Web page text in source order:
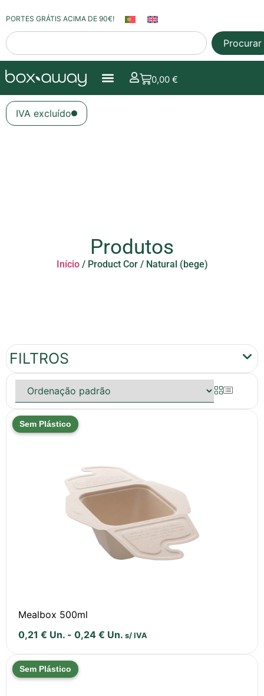
PORTES GRÁTIS ACIMA DE 90€!
Procurar
0,00€
IVA excluído
Produtos
Início/ Product Cor / Natural (bege)
FILTROS
Sem Plástico
Mealbox 500ml
0,21 € Un. - 0,24 € Un. s/ IVA
Sem Plástico